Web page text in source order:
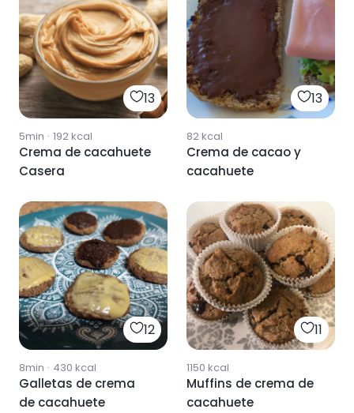
13
5min · 192kcal
Crema de cacahuete
Casera
13
82kcal
Crema de cacao y
cacahuete
12
8min · 430 kcal
Galletas de crema
de cacahuete
11
1150 kcal
Muffins de crema de
cacahuete